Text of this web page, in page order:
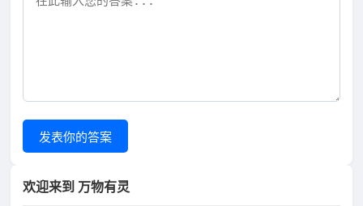
发表你的答案
欢迎来到 万物有灵